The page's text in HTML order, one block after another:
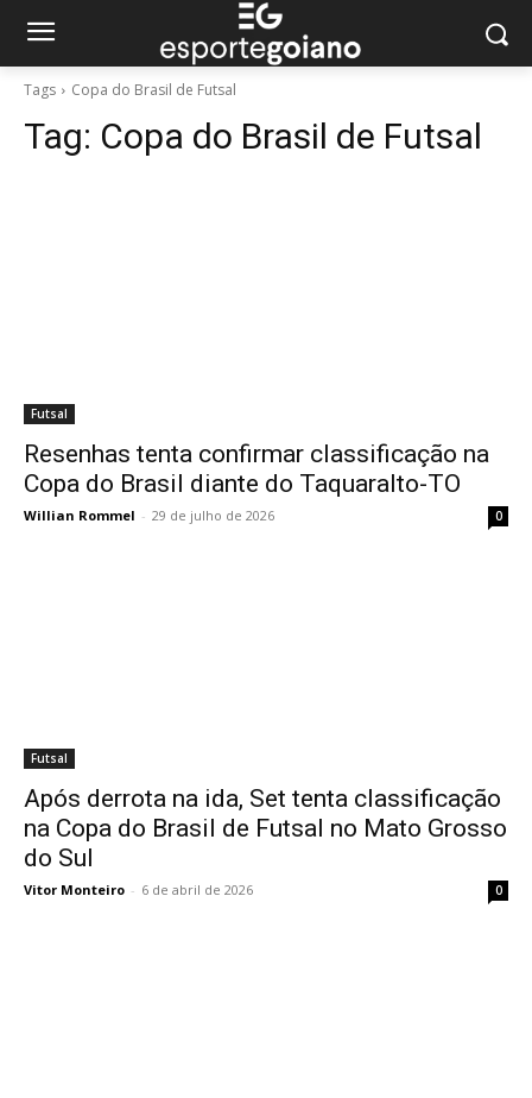
Tags Copa do Brasil de Futsal
Tag: Copa do Brasil de Futsal
Futsal
Resenhas tenta confirmar classificação na
Copa do Brasil diante do Taquaralto-TO
Willian Rommel - 29 de julho de 2026 0
Futsal
Após derrota na ida, Set tenta classificação
na Copa do Brasil de Futsal no Mato Grosso
do Sul
Vitor Monteiro - 6 de abril de 2026 0